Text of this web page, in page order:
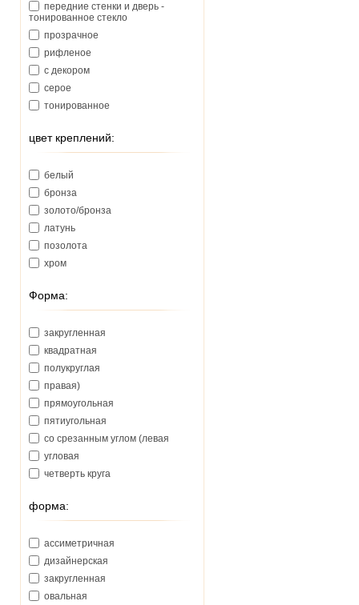
передние стенки и дверь -
тонированное стекло
прозрачное
рифленое
с декором
серое
тонированное
цвет креплений:
белый
бронза
золото/бронза
латунь
позолота
хром
Форма:
закругленная
квадратная
полукруглая
правая)
прямоугольная
пятиугольная
со срезанным углом (левая
угловая
четверть круга
форма:
ассиметричная
дизайнерская
закругленная
овальная